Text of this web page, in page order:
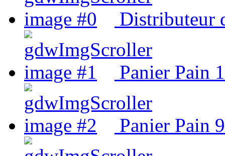
Distributeur
Panier Pain
Panier Pain